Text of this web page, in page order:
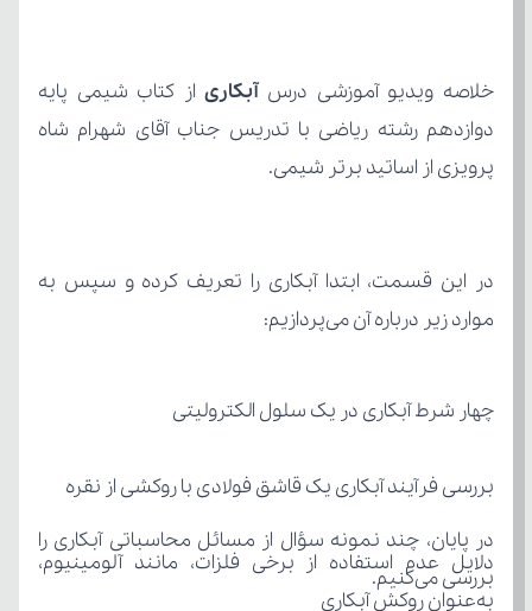
خلاصه ویدیو آموزشی درس آبکاری
پرویزی از اساتید برتر شیمی.
موارد زیر درباره آن می‌پردازیم:
چهار شرط آبکاری در یک سلول الکترولیتی
بررسی فرآیند آبکاری یک قاشق فولادی با روکشی از نقره
به‌عنوان روکش آبکاری
بررسی می‌کنیم.